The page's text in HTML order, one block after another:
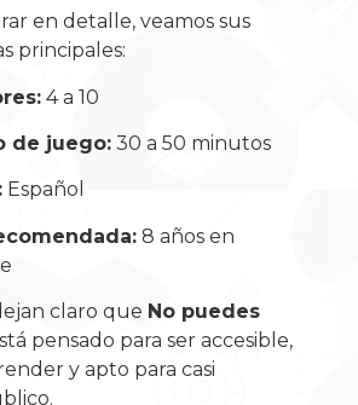
en detalle, veamos sus
principales:
4 a 10
de juego: 30 a 50 minutos
Español
8 años en
claro que No puedes
pensado para ser accesible,
y apto para casi